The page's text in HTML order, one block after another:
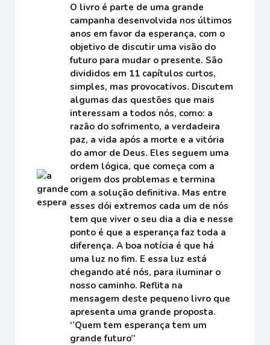
O livro é parte de uma grande
campanha desenvolvida nos últimos
anos em favor da esperança, com o
objetivo de discutir uma visão do
futuro para mudar o presente. São
divididos em 11 capítulos curtos,
simples, mas provocativos. Discutem
algumas das questões que mais
interessam a todos nós, como: a
razão do sofrimento, a verdadeira
paz, a vida após a morte e a vitória
do amor de Deus. Eles seguem uma
ordem lógica, que começa com a
origem dos problemas e termina
com a solução definitiva. Mas entre
esses dói extremos cada um de nós
tem que viver o seu dia a dia e nesse
ponto é que a esperança faz toda a
diferença. A boa notícia é que há
uma luz no fim. E essa luz está
chegando até nós, para iluminar o
nosso caminho. Reflita na
mensagem deste pequeno livro que
apresenta uma grande proposta.
‘’Quem tem esperança tem um
grande futuro’’